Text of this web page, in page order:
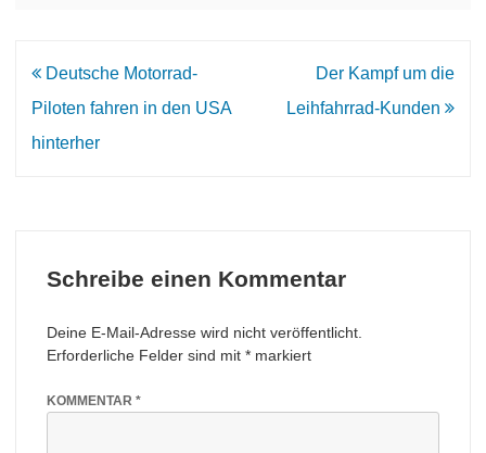
Beitrags-
Navigation
Deutsche Motorrad-
Piloten fahren in den USA
hinterher
Der Kampf um die
Leihfahrrad-Kunden
Schreibe einen Kommentar
Deine E-Mail-Adresse wird nicht veröffentlicht.
Erforderliche Felder sind mit * markiert
KOMMENTAR *